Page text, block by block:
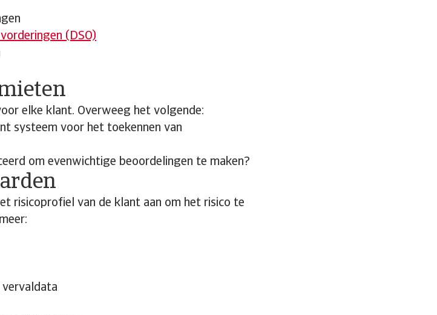
(DSO)
elke klant. Overweeg het volgende:
systeem voor het toekennen van
om evenwichtige beoordelingen te maken?
risicoprofiel van de klant aan om het risico te
vervaldata